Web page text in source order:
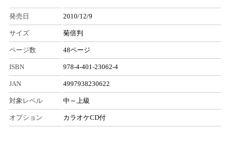
発売日 2010/12/9
サイズ 菊倍判
ページ数 48ページ
ISBN 978-4-401-23062-4
JAN 4997938230622
対象レベル 中～上級
オプション カラオケCD付